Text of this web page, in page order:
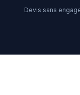
Devis sans